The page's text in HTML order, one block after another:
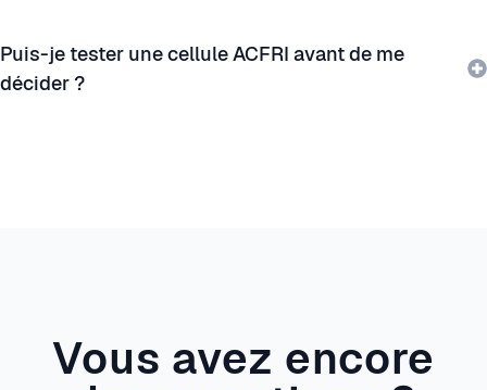
Puis-je tester une cellule ACFRI avant de me
décider ?
Vous avez encore